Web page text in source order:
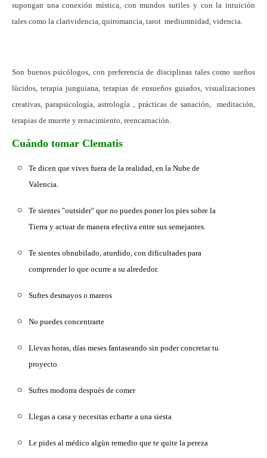
supongan una conexión mìstica, con mundos sutiles y con la intuición
tales como la clarividencia, quiromancia, tarot mediumnidad, videncia.
Son buenos psicólogos, con preferencia de disciplinas tales como sueños
lùcidos, terapia junguiana, terapias de ensueños guiados, visualizaciones
creativas, parapsicología, astrología , prácticas de sanación, meditación,
terapias de muerte y renacimiento, reencarnación.
Cuándo tomar Clematis
Te dicen que vives fuera de la realidad, en la Nube de
Valencia.
Te sientes "outsider" que no puedes poner los pies sobre la
Tierra y actuar de manera efectiva entre sus semejantes.
Te sientes obnubilado, aturdido, con dificultades para
comprender lo que ocurre a su alrededor.
Sufres desmayos o mareos
No puedes concentrarte
Llevas horas, días meses fantaseando sin poder concretar tu
proyecto
Sufres modorra después de comer
Llegas a casa y necesitas echarte a una siesta
Le pides al médico algùn remedio que te quite la pereza